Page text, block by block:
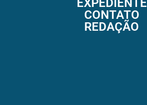
EXPEDIENTE
CONTATO
REDAÇÃO